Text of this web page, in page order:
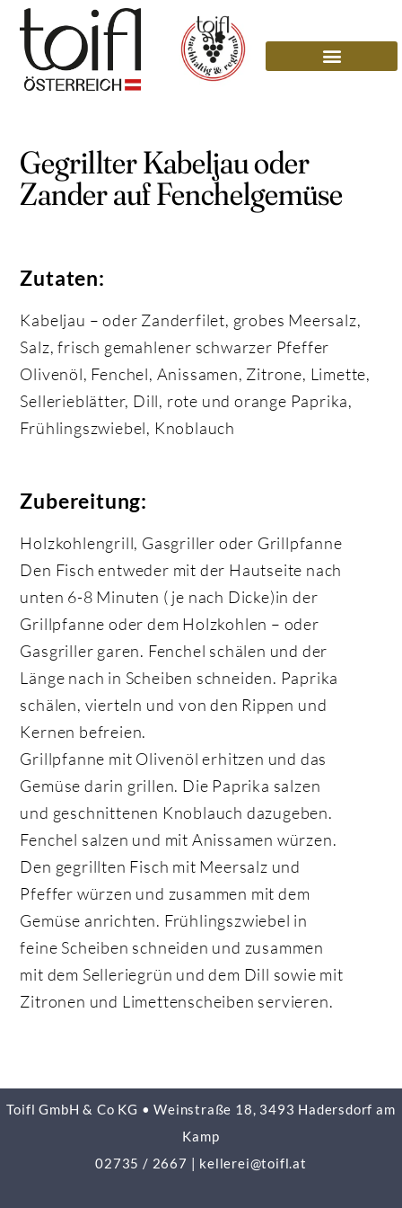
Gegrillter Kabeljau oder
Zander auf Fenchelgemüse
Zutaten:
Kabeljau – oder Zanderfilet, grobes Meersalz,
Salz, frisch gemahlener schwarzer Pfeffer
Olivenöl, Fenchel, Anissamen, Zitrone, Limette,
Sellerieblätter, Dill, rote und orange Paprika,
Frühlingszwiebel, Knoblauch
Zubereitung:
Holzkohlengrill, Gasgriller oder Grillpfanne
Den Fisch entweder mit der Hautseite nach
unten 6-8 Minuten ( je nach Dicke)in der
Grillpfanne oder dem Holzkohlen – oder
Gasgriller garen. Fenchel schälen und der
Länge nach in Scheiben schneiden. Paprika
schälen, vierteln und von den Rippen und
Kernen befreien.
Grillpfanne mit Olivenöl erhitzen und das
Gemüse darin grillen. Die Paprika salzen
und geschnittenen Knoblauch dazugeben.
Fenchel salzen und mit Anissamen würzen.
Den gegrillten Fisch mit Meersalz und
Pfeffer würzen und zusammen mit dem
Gemüse anrichten. Frühlingszwiebel in
feine Scheiben schneiden und zusammen
mit dem Selleriegrün und dem Dill sowie mit
Zitronen und Limettenscheiben servieren.
Toifl GmbH & Co KG • Weinstraße 18, 3493 Hadersdorf am
Kamp
02735 / 2667
kellerei@toifl.at